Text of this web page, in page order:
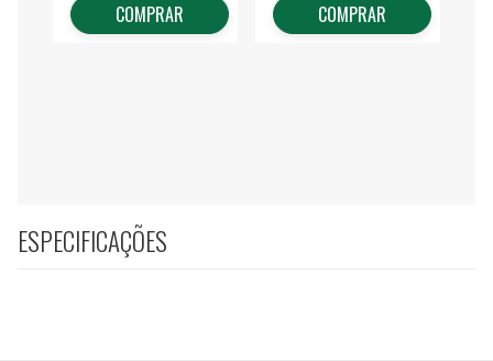
COMPRAR COMPRAR
ESPECIFICAÇÕES